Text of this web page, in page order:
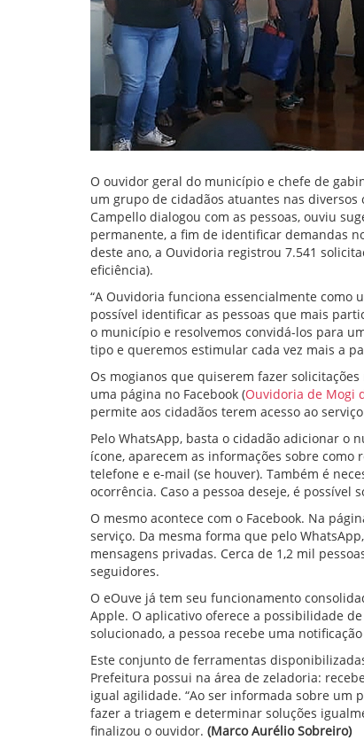
O ouvidor geral do município e chefe de
um grupo de cidadãos atuantes nas
Campello dialogou com as pessoas, ouviu
permanente, a fim de identificar demandas
deste ano, a Ouvidoria registrou 7.541
eficiência).
“A Ouvidoria funciona essencialmente como
possível identificar as pessoas que mais
o município e resolvemos convidá-los para
tipo e queremos estimular cada vez mais a
Os mogianos que quiserem fazer
uma página no Facebook (Ouvidoria de Mogi
permite aos cidadãos terem acesso ao
Pelo WhatsApp, basta o cidadão adicionar o
ícone, aparecem as informações sobre como
telefone e e-mail (se houver). Também é
ocorrência. Caso a pessoa deseje, é
O mesmo acontece com o Facebook. Na
serviço. Da mesma forma que pelo
mensagens privadas. Cerca de 1,2 mil
seguidores.
O eOuve já tem seu funcionamento
Apple. O aplicativo oferece a possibilidade
solucionado, a pessoa recebe uma
Este conjunto de ferramentas
Prefeitura possui na área de zeladoria:
igual agilidade. “Ao ser informada sobre um
fazer a triagem e determinar soluções
finalizou o ouvidor. (Marco Aurélio Sobreiro)